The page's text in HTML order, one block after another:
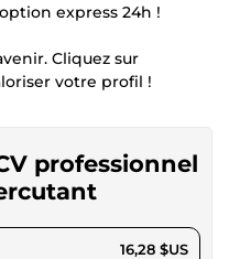
express 24h !
Cliquez sur
votre profil !
professionnel
16,28 $US